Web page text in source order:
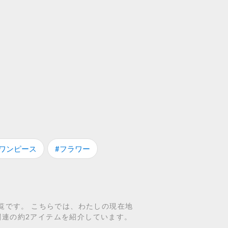
ンピース #フラワー
です。 こちらでは、わたしの現在地
の約2アイテムを紹介しています。